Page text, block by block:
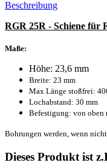
Beschreibung
RGR 25R - Schiene für
Maße:
Höhe: 23,6 mm
Breite: 23 mm
Max Länge stoßfrei:
Lochabstand: 30 mm
Befestigung: von oben
Bohrungen werden, wenn
Dieses Produkt ist